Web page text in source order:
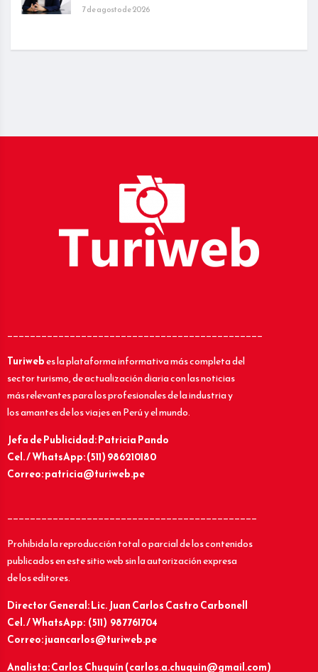
7 de agosto de 2026
_____________________________________________
Turiwebes la plataforma informativa más completa del
sector turismo, de actualización diaria con las noticias
más relevantes para los profesionales de la industria y
los amantes de los viajes en Perú y el mundo.
Jefa de Publicidad: Patricia Pando
Cel. / WhatsApp: (511) 986210180
Correo: patricia@turiweb.pe
____________________________________________
Prohibida la reproducción total o parcial de los contenidos
publicados en este sitio web sin la autorización expresa
de los editores.
Director General: Lic.Juan Carlos Castro Carbonell
Cel. / WhatsApp: (511) 987761704
Correo: juancarlos@turiweb.pe
Analista: Carlos Chuquín (carlos.a.chuquin@gmail.com)